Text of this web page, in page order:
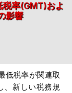
率(GMT)およ
影響
低税率が関連取
、新しい税務規